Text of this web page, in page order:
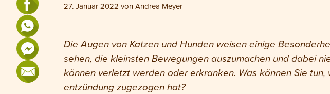
27. Januar 2022 vonAndrea Meyer
Die Augen von Katzen und Hunden weisen einige
sehen, die kleinsten Bewegungen auszumachen und dabei
können verletzt werden oder erkranken. Was können Sie
entzündung zugezogen hat?